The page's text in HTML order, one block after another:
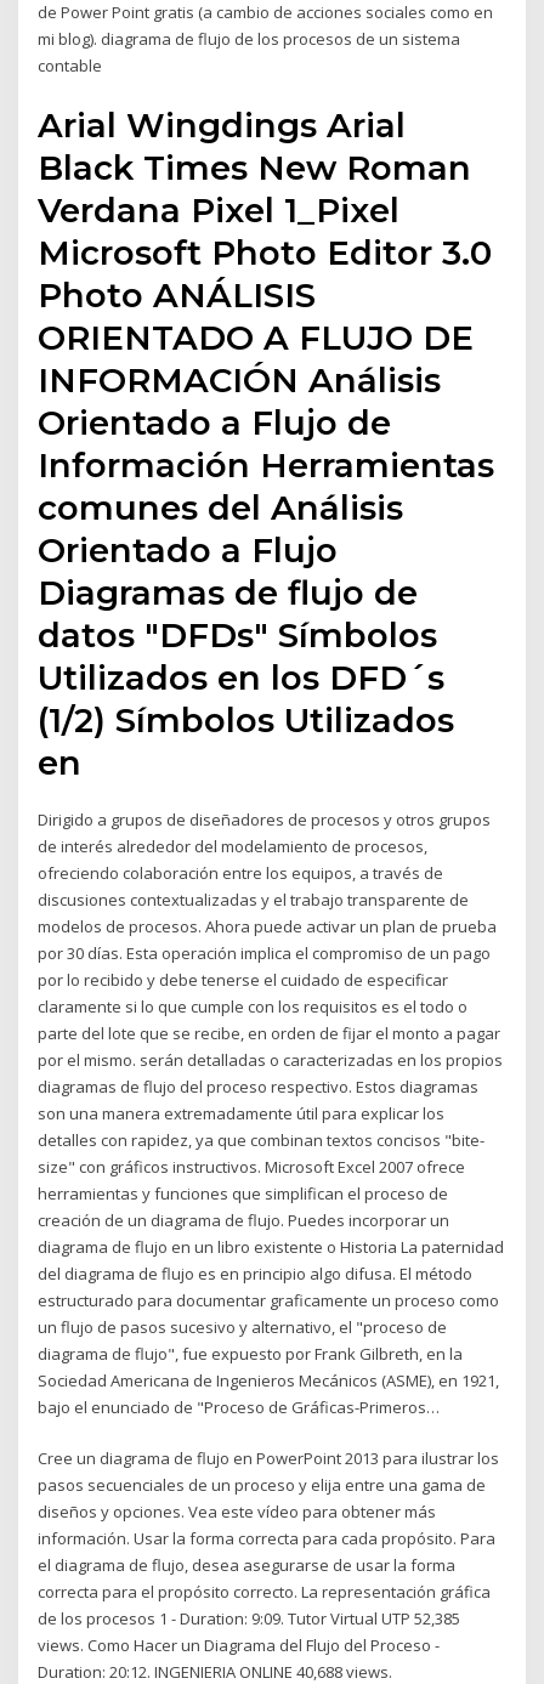
de Power Point gratis (a cambio de acciones sociales como en
mi blog). diagrama de flujo de los procesos de un sistema
contable
Arial Wingdings Arial
Black Times New Roman
Verdana Pixel 1_Pixel
Microsoft Photo Editor 3.0
Photo ANÁLISIS
ORIENTADO A FLUJO DE
INFORMACIÓN Análisis
Orientado a Flujo de
Información Herramientas
comunes del Análisis
Orientado a Flujo
Diagramas de flujo de
datos "DFDs" Símbolos
Utilizados en los DFD´s
(1/2) Símbolos Utilizados
en
Dirigido a grupos de diseñadores de procesos y otros grupos
de interés alrededor del modelamiento de procesos,
ofreciendo colaboración entre los equipos, a través de
discusiones contextualizadas y el trabajo transparente de
modelos de procesos. Ahora puede activar un plan de prueba
por 30 días. Esta operación implica el compromiso de un pago
por lo recibido y debe tenerse el cuidado de especificar
claramente si lo que cumple con los requisitos es el todo o
parte del lote que se recibe, en orden de fijar el monto a pagar
por el mismo. serán detalladas o caracterizadas en los propios
diagramas de flujo del proceso respectivo. Estos diagramas
son una manera extremadamente útil para explicar los
detalles con rapidez, ya que combinan textos concisos "bite-
size" con gráficos instructivos. Microsoft Excel 2007 ofrece
herramientas y funciones que simplifican el proceso de
creación de un diagrama de flujo. Puedes incorporar un
diagrama de flujo en un libro existente o Historia La paternidad
del diagrama de flujo es en principio algo difusa. El método
estructurado para documentar graficamente un proceso como
un flujo de pasos sucesivo y alternativo, el "proceso de
diagrama de flujo", fue expuesto por Frank Gilbreth, en la
Sociedad Americana de Ingenieros Mecánicos (ASME), en 1921,
bajo el enunciado de "Proceso de Gráficas-Primeros…
Cree un diagrama de flujo en PowerPoint 2013 para ilustrar los
pasos secuenciales de un proceso y elija entre una gama de
diseños y opciones. Vea este vídeo para obtener más
información. Usar la forma correcta para cada propósito. Para
el diagrama de flujo, desea asegurarse de usar la forma
correcta para el propósito correcto. La representación gráfica
de los procesos 1 - Duration: 9:09. Tutor Virtual UTP 52,385
views. Como Hacer un Diagrama del Flujo del Proceso -
Duration: 20:12. INGENIERIA ONLINE 40,688 views.